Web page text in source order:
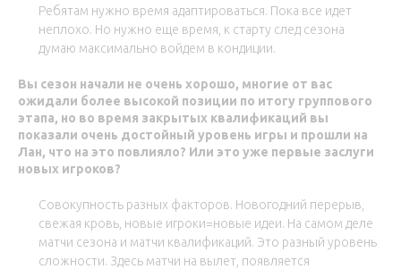
Ребятам нужно время адаптироваться. Пока все идет
неплохо. Но нужно еще время, к старту след сезона
думаю максимально войдем в кондиции.
Вы сезон начали не очень хорошо, многие от вас
ожидали более высокой позиции по итогу группового
этапа, но во время закрытых квалификаций вы
показали очень достойный уровень игры и прошли на
Лан, что на это повлияло? Или это уже первые заслуги
новых игроков?
Совокупность разных факторов. Новогодний перерыв,
свежая кровь, новые игроки=новые идеи. На самом деле
матчи сезона и матчи квалификаций. Это разный уровень
сложности. Здесь матчи на вылет, появляется